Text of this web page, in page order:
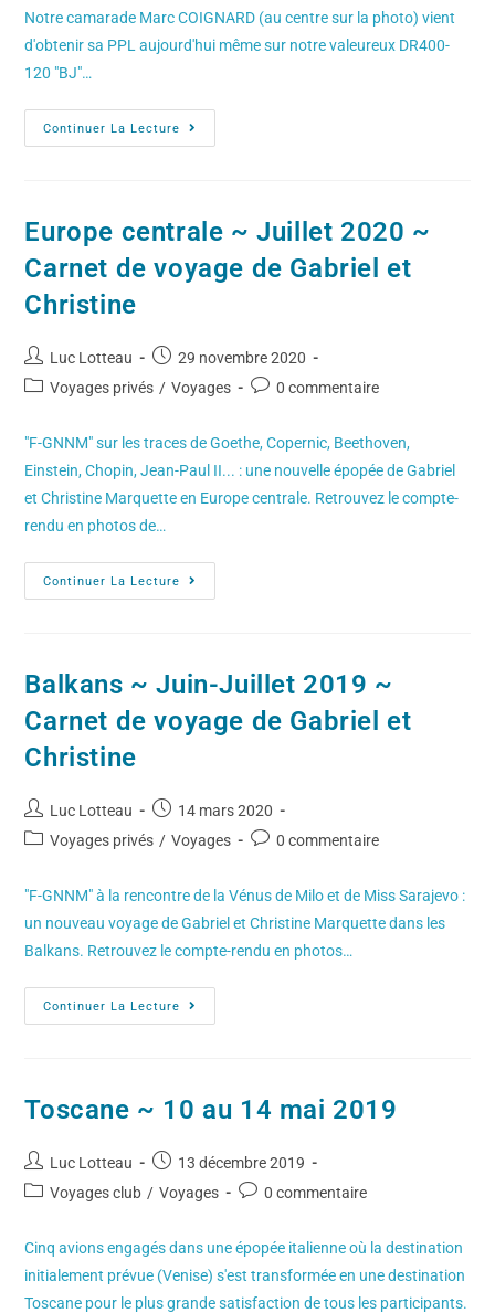
Notre camarade Marc COIGNARD (au centre sur la photo) vient
d'obtenir sa PPL aujourd'hui même sur notre valeureux DR400-
120 "BJ"…
Continuer La Lecture
Europe centrale ~ Juillet 2020 ~
Carnet de voyage de Gabriel et
Christine
Luc Lotteau
29 novembre 2020
Voyages privés / Voyages 0 commentaire
"F-GNNM" sur les traces de Goethe, Copernic, Beethoven,
Einstein, Chopin, Jean-Paul II... : une nouvelle épopée de Gabriel
et Christine Marquette en Europe centrale. Retrouvez le compte-
rendu en photos de…
Continuer La Lecture
Balkans ~ Juin-Juillet 2019 ~
Carnet de voyage de Gabriel et
Christine
Luc Lotteau
14 mars 2020
Voyages privés / Voyages 0 commentaire
"F-GNNM" à la rencontre de la Vénus de Milo et de Miss Sarajevo :
un nouveau voyage de Gabriel et Christine Marquette dans les
Balkans. Retrouvez le compte-rendu en photos…
Continuer La Lecture
Toscane ~ 10 au 14 mai 2019
Luc Lotteau
13 décembre 2019
Voyages club / Voyages 0 commentaire
Cinq avions engagés dans une épopée italienne où la destination
initialement prévue (Venise) s'est transformée en une destination
Toscane pour le plus grande satisfaction de tous les participants.